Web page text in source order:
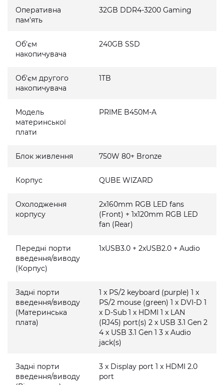
Оперативна
пам'ять
32GB DDR4-3200 Gaming
Об'єм
накопичувача
240GB SSD
Об'єм другого
накопичувача
1TB
Модель
материнської
плати
PRIME B450M-A
Блок живлення 750W 80+ Bronze
Корпус QUBE WIZARD
Охолодження
корпусу
2x160mm RGB LED fans
(Front) + 1x120mm RGB LED
fan (Rear)
Передні порти
введення/виводу
(Корпус)
1xUSB3.0 + 2xUSB2.0 + Audio
Задні порти
введення/виводу
(Материнська
плата)
1 x PS/2 keyboard (purple) 1 x
PS/2 mouse (green) 1 x DVI-D 1
x D-Sub 1 x HDMI 1 x LAN
(RJ45) port(s) 2 x USB 3.1 Gen 2
4 x USB 3.1 Gen 1 3 x Audio
jack(s)
Задні порти
введення/виводу
3 x Display port 1 x HDMI 2.0
port